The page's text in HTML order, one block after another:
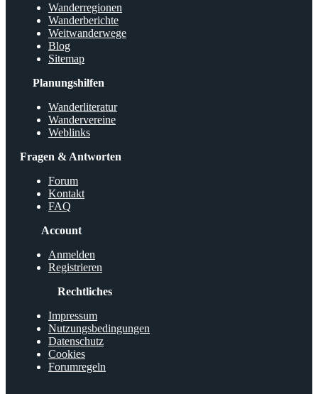
Wanderregionen
Wanderberichte
Weitwanderwege
Blog
Sitemap
Planungshilfen
Wanderliteratur
Wandervereine
Weblinks
Fragen & Antworten
Forum
Kontakt
FAQ
Account
Anmelden
Registrieren
Rechtliches
Impressum
Nutzungsbedingungen
Datenschutz
Cookies
Forumregeln